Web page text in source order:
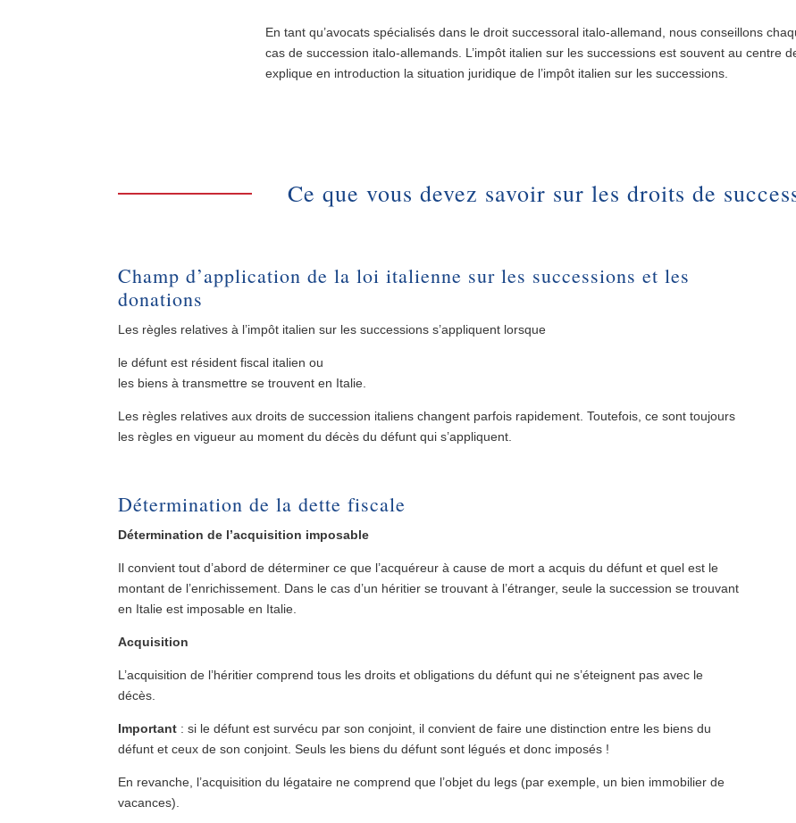
En tant qu’avocats spécialisés dans le droit successoral italo-allemand, nous conseillons
cas de succession italo-allemands. L’impôt italien sur les successions est souvent au centre
explique en introduction la situation juridique de l’impôt italien sur les successions.
Ce que vous devez savoir sur les droits de
Champ d’application de la loi italienne sur les successions et les
donations
Les règles relatives à l’impôt italien sur les successions s’appliquent lorsque
le défunt est résident fiscal italien ou
les biens à transmettre se trouvent en Italie.
Les règles relatives aux droits de succession italiens changent parfois rapidement. Toutefois, ce sont toujours
les règles en vigueur au moment du décès du défunt qui s’appliquent.
Détermination de la dette fiscale
Détermination de l’acquisition imposable
Il convient tout d’abord de déterminer ce que l’acquéreur à cause de mort a acquis du défunt et quel est le
montant de l’enrichissement. Dans le cas d’un héritier se trouvant à l’étranger, seule la succession se trouvant
en Italie est imposable en Italie.
Acquisition
L’acquisition de l’héritier comprend tous les droits et obligations du défunt qui ne s’éteignent pas avec le
décès.
Important : si le défunt est survécu par son conjoint, il convient de faire une distinction entre les biens du
défunt et ceux de son conjoint. Seuls les biens du défunt sont légués et donc imposés !
En revanche, l’acquisition du légataire ne comprend que l’objet du legs (par exemple, un bien immobilier de
vacances).